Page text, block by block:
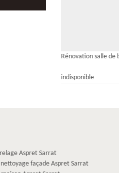
Rénovation salle de
indisponible
Aspret Sarrat
façade Aspret Sarrat